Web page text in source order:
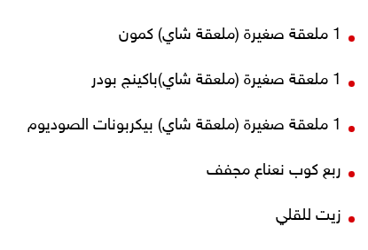
1 ملعقة صغيرة (ملعقة شاي) كمون
1 ملعقة صغيرة (ملعقة شاي)باكينج بودر
1 ملعقة صغيرة (ملعقة شاي) بيكربونات الصوديوم
ربع كوب نعناع مجفف
زيت للقلي